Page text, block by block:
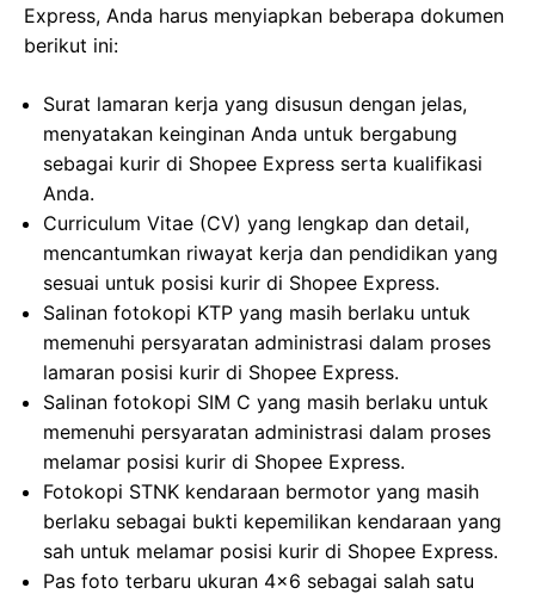
Express, Anda harus menyiapkan beberapa dokumen
berikut ini:
Surat lamaran kerja yang disusun dengan jelas,
menyatakan keinginan Anda untuk bergabung
sebagai kurir di Shopee Express serta kualifikasi
Anda.
Curriculum Vitae (CV) yang lengkap dan detail,
mencantumkan riwayat kerja dan pendidikan yang
sesuai untuk posisi kurir di Shopee Express.
Salinan fotokopi KTP yang masih berlaku untuk
memenuhi persyaratan administrasi dalam proses
lamaran posisi kurir di Shopee Express.
Salinan fotokopi SIM C yang masih berlaku untuk
memenuhi persyaratan administrasi dalam proses
melamar posisi kurir di Shopee Express.
Fotokopi STNK kendaraan bermotor yang masih
berlaku sebagai bukti kepemilikan kendaraan yang
sah untuk melamar posisi kurir di Shopee Express.
Pas foto terbaru ukuran 4×6 sebagai salah satu